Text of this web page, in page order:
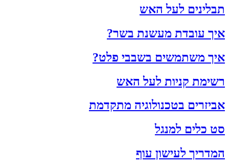
תבלינים לעל האש
איך עובדת מעשנת בשר?
איך משתמשים בשבבי פלט?
רשימת קניות לעל האש
אביזרים בטכנולוגיה מתקדמת
סט כלים למנגל
המדריך לעישון עוף